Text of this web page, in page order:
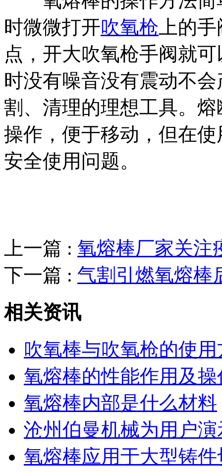
时微微打开吹氧枪 上的
点，开大吹氧枪手阀就
时没有噪音没有震动不
割、清理的理想工具。
操作，便于移动，但在
安全使用问题。
上一篇 : 氧熔棒厂家关注
下一篇 : 气割引燃氧熔棒
相关资讯
吹氧棒与吹氧枪的使用
氧熔棒的性能作用及
氧熔棒内部是什么材料
沧州伯曼机械为用户
氧熔棒应用于大型铸